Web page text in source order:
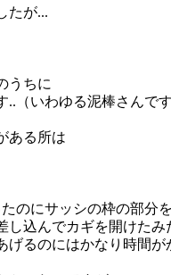
たが...
うちに
（いわゆる泥棒さんです
ある所は
のにサッシの枠の部分を
込んでカギを開けたみ
るのにはかなり時間が